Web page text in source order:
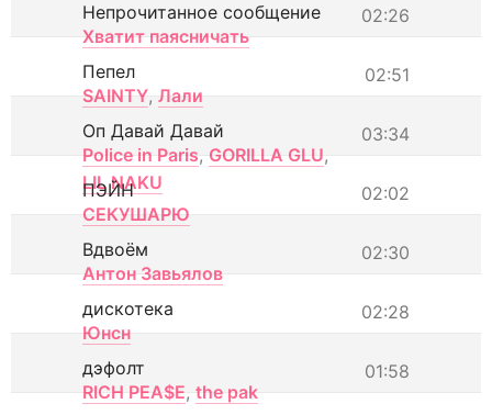
02:26
Непрочитанное сообщение
Хватит паясничать
02:51
Пепел
SAINTY, Лали
03:34
Оп Давай Давай
Police in Paris, GORILLA GLU,
LIL NAKU
02:02
ПЭЙН
СЕКУШАРЮ
02:30
Вдвоём
Антон Завьялов
02:28
дискотека
Юнсн
01:58
дэфолт
RICH PEA$E, the pak